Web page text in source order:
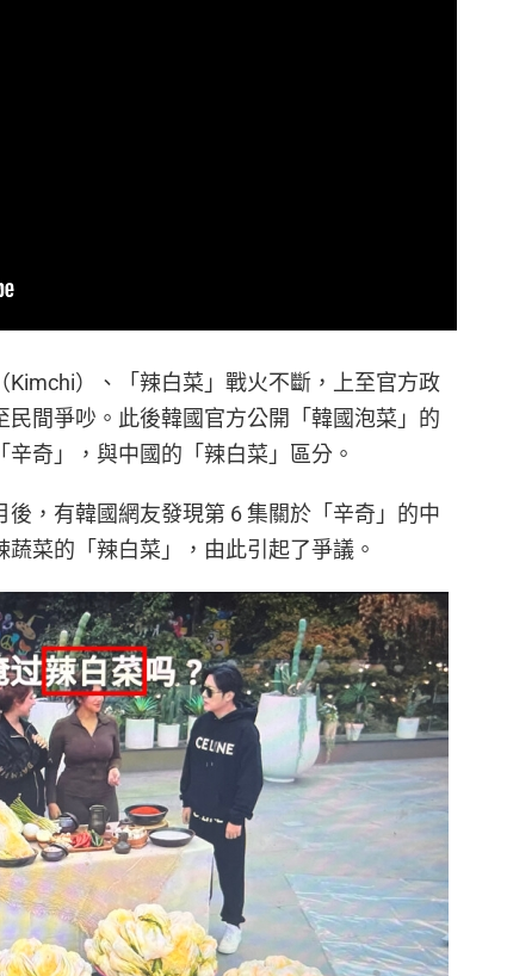
）、「辣白菜」戰火不斷，上至官方政
間爭吵。此後韓國官方公開「韓國泡菜」的
奇」，與中國的「辣白菜」區分。
，有韓國網友發現第 6 集關於「辛奇」的中
菜的「辣白菜」，由此引起了爭議。